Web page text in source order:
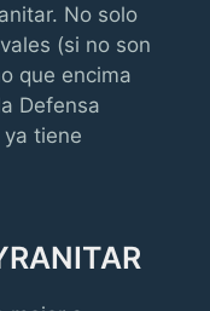
No solo
(si no son
que encima
Defensa
tiene